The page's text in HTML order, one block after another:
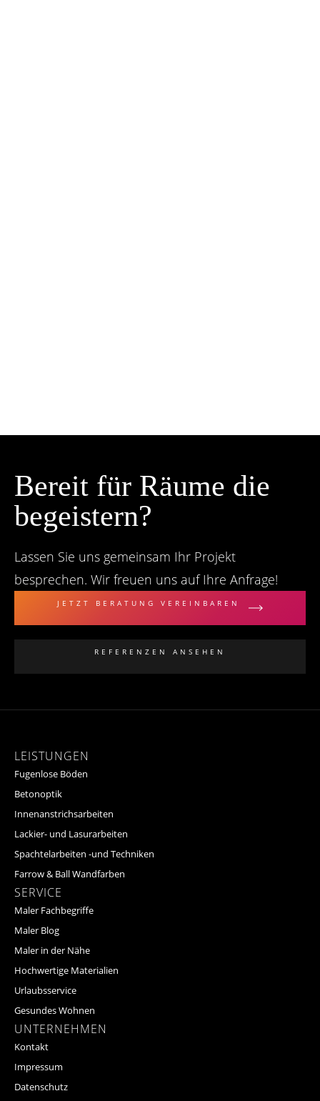
Bereit für Räume die
begeistern?
Lassen Sie uns gemeinsam Ihr Projekt
besprechen. Wir freuen uns auf Ihre Anfrage!
JETZT BERATUNG VEREINBAREN
REFERENZEN ANSEHEN
LEISTUNGEN
Fugenlose Böden
Betonoptik
Innenanstrichsarbeiten
Lackier- und Lasurarbeiten
Spachtelarbeiten -und Techniken
Farrow & Ball Wandfarben
SERVICE
Maler Fachbegriffe
Maler Blog
Maler in der Nähe
Hochwertige Materialien
Urlaubsservice
Gesundes Wohnen
UNTERNEHMEN
Kontakt
Impressum
Datenschutz